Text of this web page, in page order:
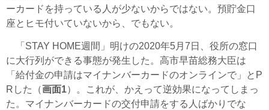
ーカードを持っている人が少ないからではない。預貯金口
座とヒモ付いていないから、でもない。
「STAY HOME週間」明けの2020年5月7日、役所の窓口
に大行列ができる事態が発生した。高市早苗総務大臣は
「給付金の申請はマイナンバーカードのオンラインで」とP
Rした（画面1）。これが、かえって逆効果になってしまっ
た。マイナンバーカードの交付申請をする人ばかりでな